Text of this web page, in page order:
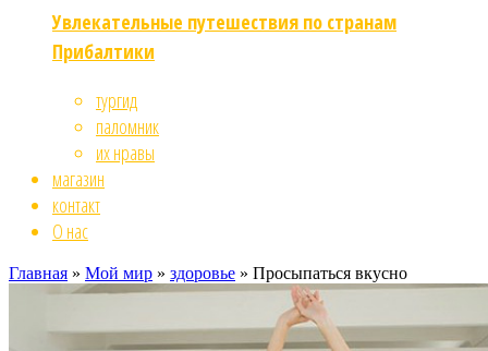
Увлекательные путешествия по странам
Прибалтики
тургид
паломник
их нравы
магазин
контакт
О нас
Главная » Мой мир » здоровье » Просыпаться вкусно